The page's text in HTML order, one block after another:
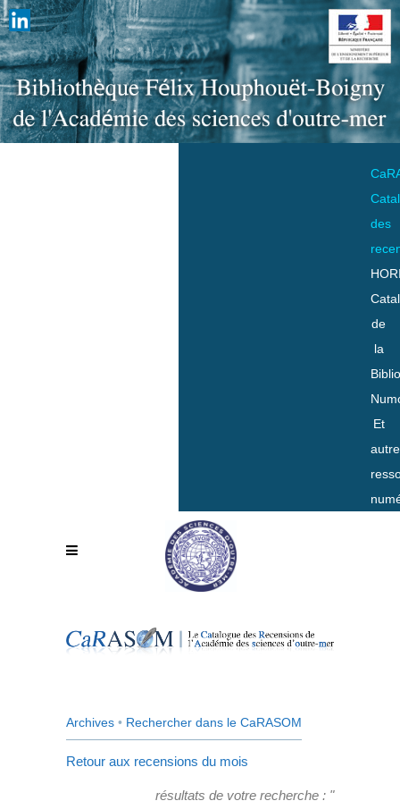
des
de
la
Et
Archives • Rechercher dans le CaRASOM
Retour aux recensions du mois
résultats de votre recherche : "